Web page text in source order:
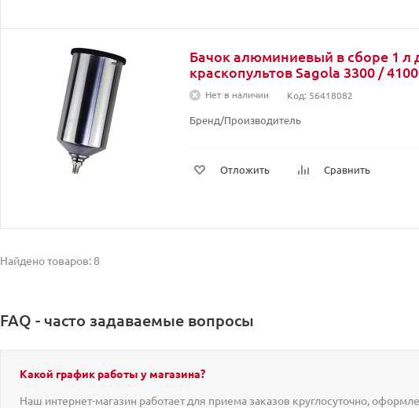
Бачок алюминиевый в сборе 1 л
краскопультов Sagola 3300 / 4100
Нет в наличии Код: 56418082
Бренд/Производитель
Отложить Сравнить
Найдено товаров: 8
FAQ - часто задаваемые вопросы
Какой график работы у магазина?
Наш интернет-магазин работает для приема заказов круглосуточно,